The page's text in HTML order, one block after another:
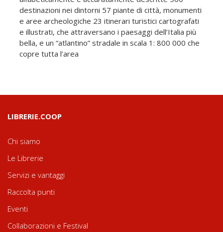
destinazioni nei dintorni 57 piante di città, monumenti
e aree archeologiche 23 itinerari turistici cartografati
e illustrati, che attraversano i paesaggi dell’Italia più
bella, e un “atlantino” stradale in scala 1: 800 000 che
copre tutta l’area
LIBRERIE.COOP
Chi siamo
Le Librerie
Servizi e vantaggi
Raccolta punti
Eventi
Collaborazioni e Festival